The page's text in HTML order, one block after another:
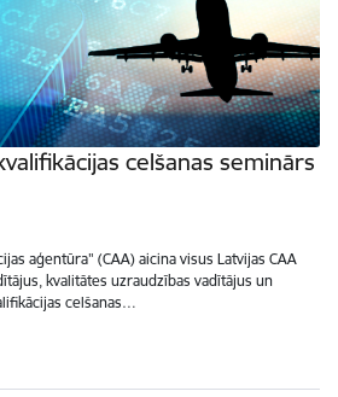
celšanas seminārs
aģentūra" (CAA) aicina visus Latvijas CAA
kvalitātes uzraudzības vadītājus un
celšanas…